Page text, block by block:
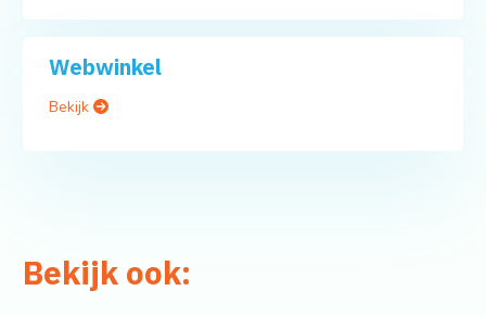
Webwinkel
Bekijk
Bekijk ook: